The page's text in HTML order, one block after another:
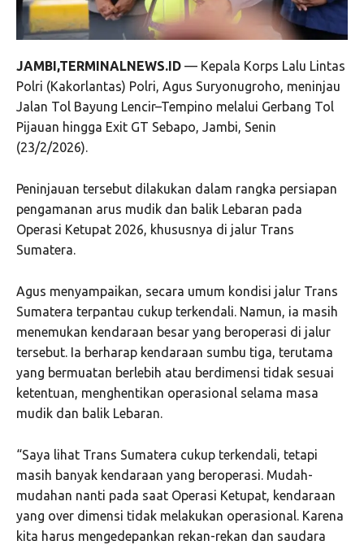
JAMBI,TERMINALNEWS.ID — Kepala Korps Lalu Lintas
Polri (Kakorlantas) Polri, Agus Suryonugroho, meninjau
Jalan Tol Bayung Lencir–Tempino melalui Gerbang Tol
Pijauan hingga Exit GT Sebapo, Jambi, Senin
(23/2/2026).
Peninjauan tersebut dilakukan dalam rangka persiapan
pengamanan arus mudik dan balik Lebaran pada
Operasi Ketupat 2026, khususnya di jalur Trans
Sumatera.
Agus menyampaikan, secara umum kondisi jalur Trans
Sumatera terpantau cukup terkendali. Namun, ia masih
menemukan kendaraan besar yang beroperasi di jalur
tersebut. Ia berharap kendaraan sumbu tiga, terutama
yang bermuatan berlebih atau berdimensi tidak sesuai
ketentuan, menghentikan operasional selama masa
mudik dan balik Lebaran.
“Saya lihat Trans Sumatera cukup terkendali, tetapi
masih banyak kendaraan yang beroperasi. Mudah-
mudahan nanti pada saat Operasi Ketupat, kendaraan
yang over dimensi tidak melakukan operasional. Karena
kita harus mengedepankan rekan-rekan dan saudara